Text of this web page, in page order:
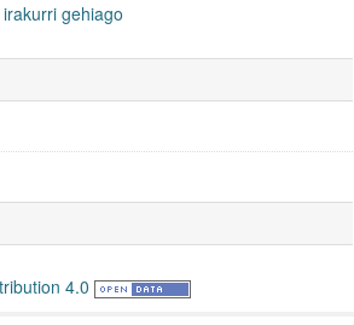
irakurri gehiago
4.0